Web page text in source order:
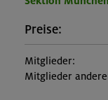
Preise:
Mitglieder:
Mitglieder